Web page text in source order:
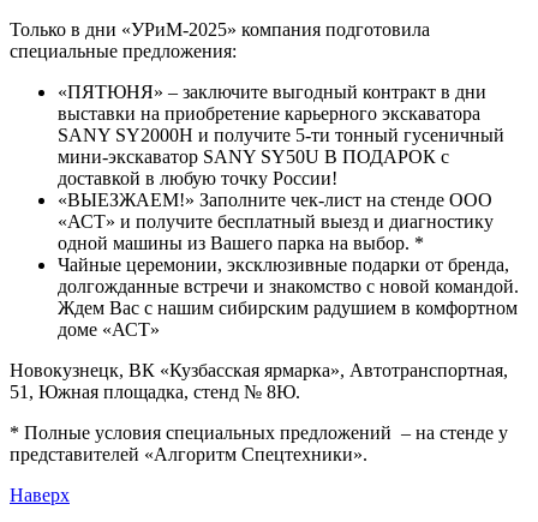
Только в дни «УРиМ-2025» компания подготовила
специальные предложения:
«ПЯТЮНЯ» – заключите выгодный контракт в дни
выставки на приобретение карьерного экскаватора
SANY SY2000H и получите 5-ти тонный гусеничный
мини-экскаватор SANY SY50U В ПОДАРОК с
доставкой в любую точку России!
«ВЫЕЗЖАЕМ!» Заполните чек-лист на стенде ООО
«АСТ» и получите бесплатный выезд и диагностику
одной машины из Вашего парка на выбор. *
Чайные церемонии, эксклюзивные подарки от бренда,
долгожданные встречи и знакомство с новой командой.
Ждем Вас с нашим сибирским радушием в комфортном
доме «АСТ»
Новокузнецк, ВК «Кузбасская ярмарка», Автотранспортная,
51, Южная площадка, стенд № 8Ю.
* Полные условия специальных предложений – на стенде у
представителей «Алгоритм Спецтехники».
Наверх